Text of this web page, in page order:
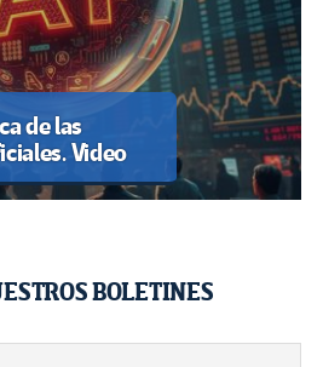
de las
Video
BOLETINES